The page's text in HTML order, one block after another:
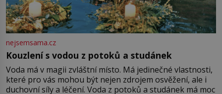
nejsemsama.cz
Kouzlení s vodou z potoků a studánek
Voda má v magii zvláštní místo. Má jedinečné vlastnosti,
které pro vás mohou být nejen zdrojem osvěžení, ale i
duchovní síly a léčení. Voda z potoků a studánek má moc